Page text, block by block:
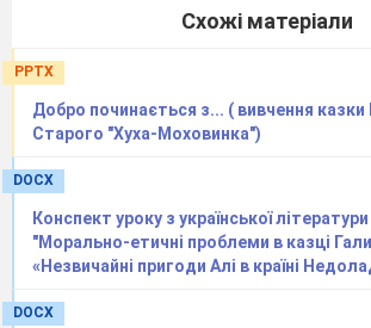
Схожі матеріали
PPTX
Добро починається з... ( вивчення казки
Старого "Хуха-Моховинка")
DOCX
Конспект уроку з української
"Морально-етичні проблеми в казці
«Незвичайні пригоди Алі в країні
DOCX